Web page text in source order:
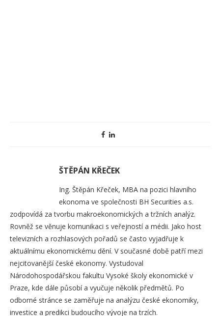
ŠTĚPÁN KŘEČEK
Ing. Štěpán Křeček, MBA na pozici hlavního
ekonoma ve společnosti BH Securities a.s.
zodpovídá za tvorbu makroekonomických a tržních analýz.
Rovněž se věnuje komunikaci s veřejností a médii. Jako host
televizních a rozhlasových pořadů se často vyjadřuje k
aktuálnímu ekonomickému dění. V současné době patří mezi
nejcitovanější české ekonomy. Vystudoval
Národohospodářskou fakultu Vysoké školy ekonomické v
Praze, kde dále působí a vyučuje několik předmětů. Po
odborné stránce se zaměřuje na analýzu české ekonomiky,
investice a predikci budoucího vývoje na trzích.